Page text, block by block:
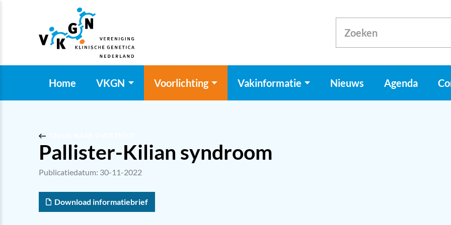
Home VKGN Voorlichting Vakinformatie Nieuws Agenda
Pallister-Kilian syndroom
Publicatiedatum: 30-11-2022
Download informatiebrief